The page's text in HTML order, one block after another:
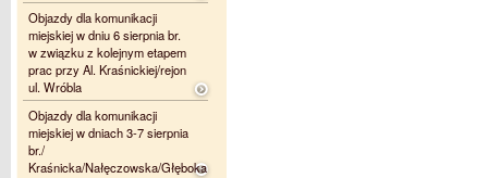
Objazdy dla komunikacji
miejskiej w dniu 6 sierpnia br.
w związku z kolejnym etapem
prac przy Al. Kraśnickiej/rejon
ul. Wróbla
Objazdy dla komunikacji
miejskiej w dniach 3-7 sierpnia
br./
Kraśnicka/Nałęczowska/Głęboka